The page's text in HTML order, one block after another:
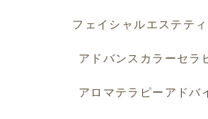
フェイシャルエステテ
アドバンスカラーセラ
アロマテラピーアドバ